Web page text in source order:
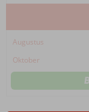
Augustus
Oktober